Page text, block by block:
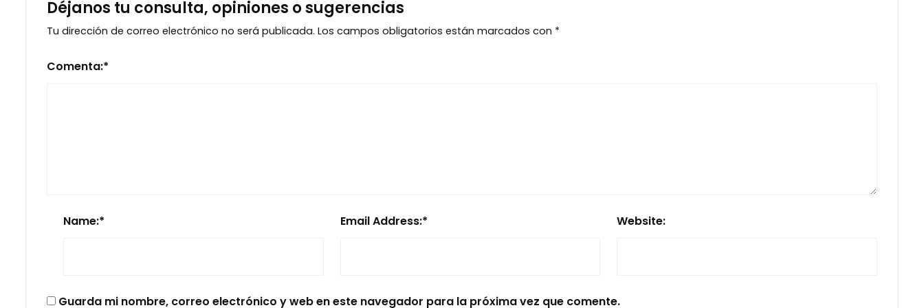
Déjanos tu consulta, opiniones o sugerencias
Tu dirección de correo electrónico no será publicada. Los campos obligatorios están marcados con *
Comenta:*
Name:* Email Address:* Website:
Guarda mi nombre, correo electrónico y web en este navegador para la próxima vez que comente.